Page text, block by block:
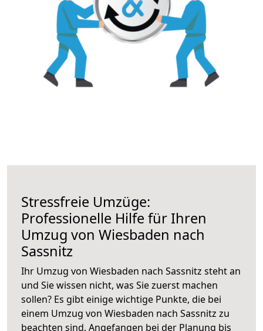
Stressfreie Umzüge:
Professionelle Hilfe für Ihren
Umzug von Wiesbaden nach
Sassnitz
Ihr Umzug von Wiesbaden nach Sassnitz steht an
und Sie wissen nicht, was Sie zuerst machen
sollen? Es gibt einige wichtige Punkte, die bei
einem Umzug von Wiesbaden nach Sassnitz zu
beachten sind. Angefangen bei der Planung bis